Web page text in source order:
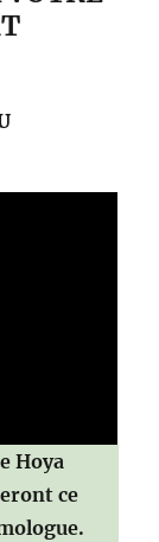
Hoya
ce